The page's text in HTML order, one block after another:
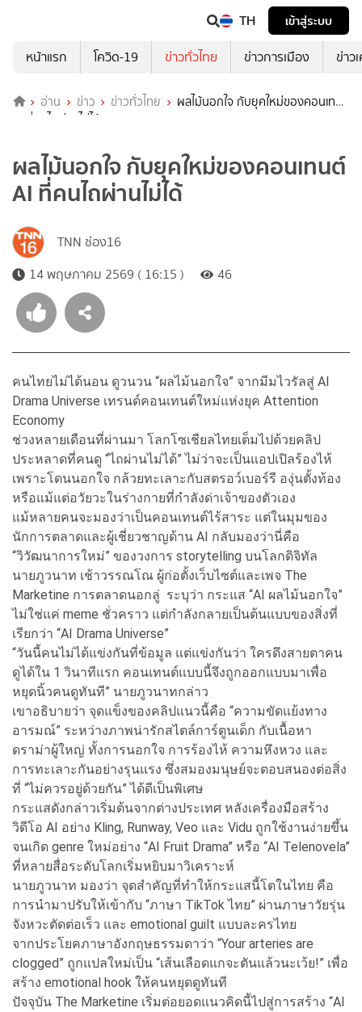
TH
เข้าสู่ระบบ
หน้าแรก
โควิด-19 ข่าวทั่วไทย ข่าวการเมือง ข่าว
อ่าน ข่าว ข่าวทั่วไทย
ผลไม้นอกใจ กับยุคใหม่ของคอนเทนต์
AI ที่คนไถผ่านไม่ได้
ผลไม้นอกใจ กับยุคใหม่ของคอนเทนต์
AI ที่คนไถผ่านไม่ได้
TNN ช่อง16
14 พฤษภาคม 2569 ( 16:15 )
46
คนไทยไม่ได้นอน ดูวนวน “ผลไม้นอกใจ” จากมีมไวรัลสู่ AI
Drama Universe เทรนด์คอนเทนต์ใหม่แห่งยุค Attention
Economy
ช่วงหลายเดือนที่ผ่านมา โลกโซเชียลไทยเต็มไปด้วยคลิป
ประหลาดที่คนดู “ไถผ่านไม่ได้” ไม่ว่าจะเป็นแอปเปิลร้องไห้
เพราะโดนนอกใจ กล้วยทะเลาะกับสตรอว์เบอร์รี องุ่นตั้งท้อง
หรือแม้แต่อวัยวะในร่างกายที่กำลังด่าเจ้าของตัวเอง
แม้หลายคนจะมองว่าเป็นคอนเทนต์ไร้สาระ แต่ในมุมของ
นักการตลาดและผู้เชี่ยวชาญด้าน AI กลับมองว่านี่คือ
“วิวัฒนาการใหม่” ของวงการ storytelling บนโลกดิจิทัล
นายภูวนาท เช้าวรรณโณ ผู้ก่อตั้งเว็บไซต์และเพจ The
Marketine การตลาดนอกลู่ ระบุว่า กระแส “AI ผลไม้นอกใจ”
ไม่ใช่แค่ meme ชั่วคราว แต่กำลังกลายเป็นต้นแบบของสิ่งที่
เรียกว่า “AI Drama Universe”
“วันนี้คนไม่ได้แข่งกันที่ข้อมูล แต่แข่งกันว่า ใครดึงสายตาคน
ดูได้ใน 1 วินาทีแรก คอนเทนต์แบบนี้จึงถูกออกแบบมาเพื่อ
หยุดนิ้วคนดูทันที” นายภูวนาทกล่าว
เขาอธิบายว่า จุดแข็งของคลิปแนวนี้คือ “ความขัดแย้งทาง
อารมณ์” ระหว่างภาพน่ารักสไตล์การ์ตูนเด็ก กับเนื้อหา
ดราม่าผู้ใหญ่ ทั้งการนอกใจ การร้องไห้ ความหึงหวง และ
การทะเลาะกันอย่างรุนแรง ซึ่งสมองมนุษย์จะตอบสนองต่อสิ่ง
ที่ “ไม่ควรอยู่ด้วยกัน” ได้ดีเป็นพิเศษ
กระแสดังกล่าวเริ่มต้นจากต่างประเทศ หลังเครื่องมือสร้าง
วิดีโอ AI อย่าง Kling, Runway, Veo และ Vidu ถูกใช้งานง่ายขึ้น
จนเกิด genre ใหม่อย่าง “AI Fruit Drama” หรือ “AI Telenovela”
ที่หลายสื่อระดับโลกเริ่มหยิบมาวิเคราะห์
นายภูวนาท มองว่า จุดสำคัญที่ทำให้กระแสนี้โตในไทย คือ
การนำมาปรับให้เข้ากับ “ภาษา TikTok ไทย” ผ่านภาษาวัยรุ่น
จังหวะตัดต่อเร็ว และ emotional guilt แบบละครไทย
จากประโยคภาษาอังกฤษธรรมดาว่า “Your arteries are
clogged” ถูกแปลใหม่เป็น “เส้นเลือดแกจะตันแล้วนะเว้ย!” เพื่อ
สร้าง emotional hook ให้คนหยุดดูทันที
ปัจจุบัน The Marketine เริ่มต่อยอดแนวคิดนี้ไปสู่การสร้าง “AI